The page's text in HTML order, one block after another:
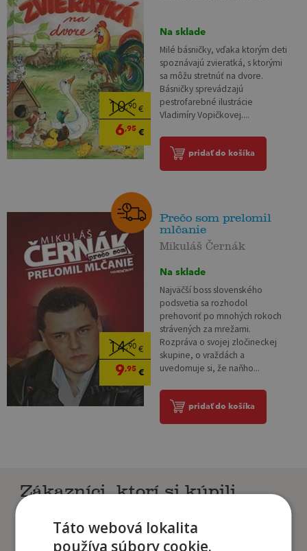
10,90€
6,95€
Na sklade
Milé básničky, vďaka ktorým deti
spoznávajú zvieratká, s ktorými
sa môžu stretnúť na dvore.
Básničky sprevádzajú
pestrofarebné ilustrácie
Vladimíry Vopičkovej....
pridať do košíka
14,90€
9,95€
Prečo som prelomil
mlčanie
Mikuláš Černák
Na sklade
Najväčší boss slovenského
podsvetia sa rozhodol
prehovoriť po mnohých rokoch
strávených za mrežami.
Rozpráva o svojej zločineckej
skupine, o vraždách a
uvedomuje si, že naňho...
pridať do košíka
Zákazníci, ktorí si kúpili
Táto webová lokalita
používa súbory cookie.